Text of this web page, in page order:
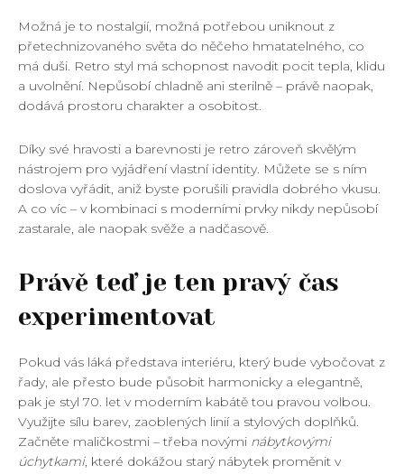
Možná je to nostalgií, možná potřebou uniknout z
přetechnizovaného světa do něčeho hmatatelného, co
má duši. Retro styl má schopnost navodit pocit tepla, klidu
a uvolnění. Nepůsobí chladně ani sterilně – právě naopak,
dodává prostoru charakter a osobitost.
Díky své hravosti a barevnosti je retro zároveň skvělým
nástrojem pro vyjádření vlastní identity. Můžete se s ním
doslova vyřádit, aniž byste porušili pravidla dobrého vkusu.
A co víc – v kombinaci s moderními prvky nikdy nepůsobí
zastarale, ale naopak svěže a nadčasově.
Právě teď je ten pravý čas
experimentovat
Pokud vás láká představa interiéru, který bude vybočovat z
řady, ale přesto bude působit harmonicky a elegantně,
pak je styl 70. let v moderním kabátě tou pravou volbou.
Využijte sílu barev, zaoblených linií a stylových doplňků.
Začněte maličkostmi – třeba novými nábytkovými
úchytkami, které dokážou starý nábytek proměnit v